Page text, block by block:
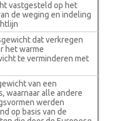
vastgesteld op het
de weging en indeling
dat verkregen
het warme
te verminderen met
van een
waarnaar alle andere
werden
op basis van de